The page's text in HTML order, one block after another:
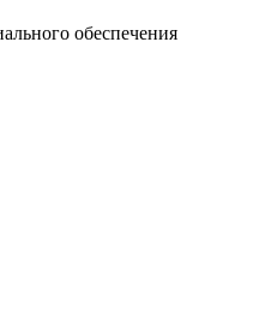
обеспечения